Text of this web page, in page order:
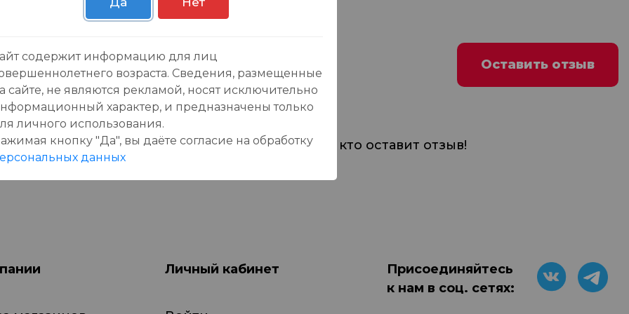
Оставить отзыв
товара еще нет отзывов, будьте первым, кто оставит отзыв!
Личный кабинет
Присоединяйтесь
к нам в соц. сетях:
содержит информацию для лиц
возраста. Сведения, размещенные
сайте, не являются рекламой, носят исключительно
характер, и предназначены только
личного использования.
кнопку "Да", вы даёте cогласие на обработку
данных